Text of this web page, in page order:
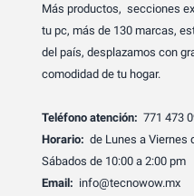
Más productos, secciones
tu pc, más de 130 marcas,
del país, desplazamos con
comodidad de tu hogar.
Teléfono atención: 771 473
Horario: de Lunes a Viernes
Sábados de 10:00 a 2:00 pm
Email: info@tecnowow.mx